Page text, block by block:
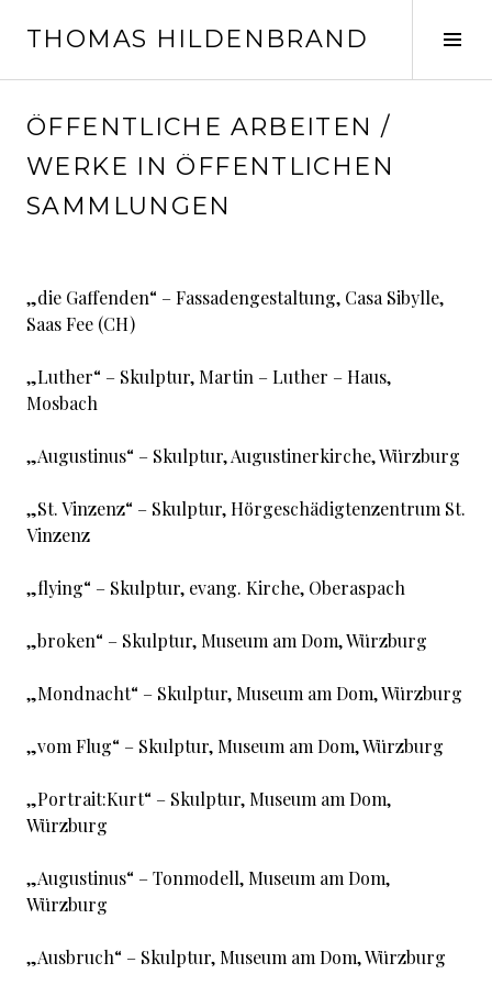
zumTHOMAS HILDENBRAND
ÖFFENTLICHE ARBEITEN /
WERKE IN ÖFFENTLICHEN
SAMMLUNGEN
„die Gaffenden“ – Fassadengestaltung, Casa Sibylle,
Saas Fee (CH)
„Luther“ – Skulptur, Martin – Luther – Haus,
Mosbach
„Augustinus“ – Skulptur, Augustinerkirche, Würzburg
„St. Vinzenz“ – Skulptur, Hörgeschädigtenzentrum St.
Vinzenz
„flying“ – Skulptur, evang. Kirche, Oberaspach
„broken“ – Skulptur, Museum am Dom, Würzburg
„Mondnacht“ – Skulptur, Museum am Dom, Würzburg
„vom Flug“ – Skulptur, Museum am Dom, Würzburg
„Portrait:Kurt“ – Skulptur, Museum am Dom,
Würzburg
„Augustinus“ – Tonmodell, Museum am Dom,
Würzburg
„Ausbruch“ – Skulptur, Museum am Dom, Würzburg